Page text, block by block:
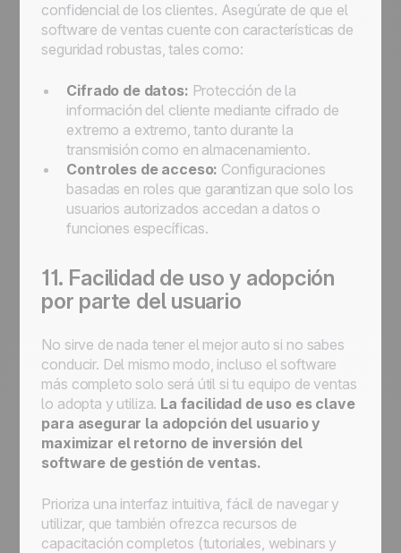
confidencial de los clientes. Asegúrate de que el
software de ventas cuente con características de
seguridad robustas, tales como:
Cifrado de datos: Protección de la
información del cliente mediante cifrado de
extremo a extremo, tanto durante la
transmisión como en almacenamiento.
Controles de acceso: Configuraciones
basadas en roles que garantizan que solo los
usuarios autorizados accedan a datos o
funciones específicas.
11. Facilidad de uso y adopción
por parte del usuario
No sirve de nada tener el mejor auto si no sabes
conducir. Del mismo modo, incluso el software
más completo solo será útil si tu equipo de ventas
lo adopta y utiliza. La facilidad de uso es clave
para asegurar la adopción del usuario y
maximizar el retorno de inversión del
software de gestión de ventas.
Prioriza una interfaz intuitiva, fácil de navegar y
utilizar, que también ofrezca recursos de
capacitación completos (tutoriales, webinars y